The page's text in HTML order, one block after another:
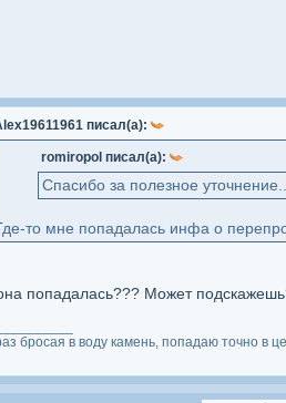
писал(а):
romiropol писал(а):
Спасибо за полезное
то мне попадалась инфа о
попадалась??? Может
бросая в воду камень, попадаю точно в